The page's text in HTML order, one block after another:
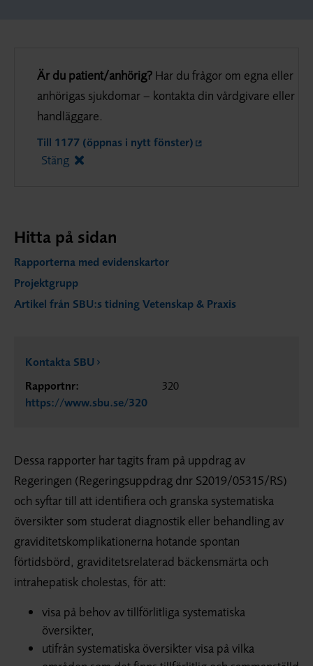
Är du patient/anhörig? Har du frågor om egna eller
anhörigas sjukdomar – kontakta din vårdgivare eller
handläggare.
Till 1177 (öppnas i nytt fönster)
Stäng
Hitta på sidan
Rapporterna med evidenskartor
Projektgrupp
Artikel från SBU:s tidning Vetenskap & Praxis
Kontakta SBU
Rapportnr:
320
https://www.sbu.se/320
Dessa rapporter har tagits fram på uppdrag av
Regeringen (Regeringsuppdrag dnr S2019/05315/RS)
och syftar till att identifiera och granska systematiska
översikter som studerat diagnostik eller behandling av
graviditetskomplikationerna hotande spontan
förtidsbörd, graviditetsrelaterad bäckensmärta och
intrahepatisk cholestas, för att:
visa på behov av tillförlitliga systematiska
översikter,
utifrån systematiska översikter visa på vilka